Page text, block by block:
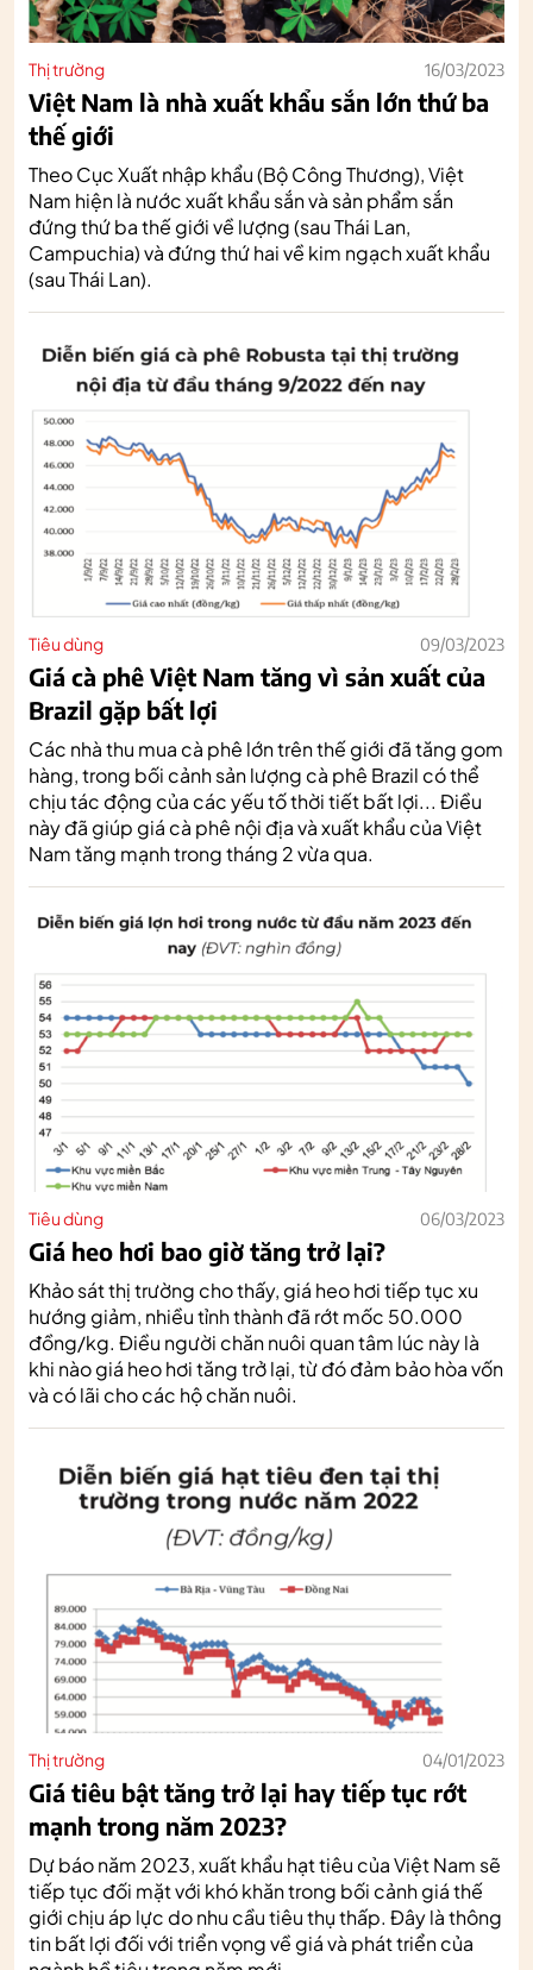
Thị trường 16/03/2023
Việt Nam là nhà xuất khẩu sắn lớn thứ ba
thế giới
Theo Cục Xuất nhập khẩu (Bộ Công Thương), Việt
Nam hiện là nước xuất khẩu sắn và sản phẩm sắn
đứng thứ ba thế giới về lượng (sau Thái Lan,
Campuchia) và đứng thứ hai về kim ngạch xuất khẩu
(sau Thái Lan).
Tiêu dùng 09/03/2023
Giá cà phê Việt Nam tăng vì sản xuất của
Brazil gặp bất lợi
Các nhà thu mua cà phê lớn trên thế giới đã tăng gom
hàng, trong bối cảnh sản lượng cà phê Brazil có thể
chịu tác động của các yếu tố thời tiết bất lợi... Điều
này đã giúp giá cà phê nội địa và xuất khẩu của Việt
Nam tăng mạnh trong tháng 2 vừa qua.
Tiêu dùng 06/03/2023
Giá heo hơi bao giờ tăng trở lại?
Khảo sát thị trường cho thấy, giá heo hơi tiếp tục xu
hướng giảm, nhiều tỉnh thành đã rớt mốc 50.000
đồng/kg. Điều người chăn nuôi quan tâm lúc này là
khi nào giá heo hơi tăng trở lại, từ đó đảm bảo hòa vốn
và có lãi cho các hộ chăn nuôi.
Thị trường 04/01/2023
Giá tiêu bật tăng trở lại hay tiếp tục rớt
mạnh trong năm 2023?
Dự báo năm 2023, xuất khẩu hạt tiêu của Việt Nam sẽ
tiếp tục đối mặt với khó khăn trong bối cảnh giá thế
giới chịu áp lực do nhu cầu tiêu thụ thấp. Đây là thông
tin bất lợi đối với triển vọng về giá và phát triển của